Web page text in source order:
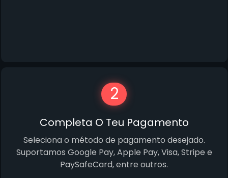
2
Completa O Teu Pagamento
Seleciona o método de pagamento desejado.
Suportamos Google Pay, Apple Pay, Visa, Stripe e
PaySafeCard, entre outros.